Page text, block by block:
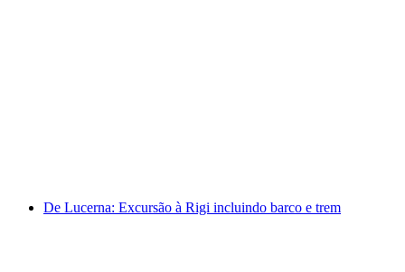
De Lucerna: Excursão à Rigi incluindo barco e trem